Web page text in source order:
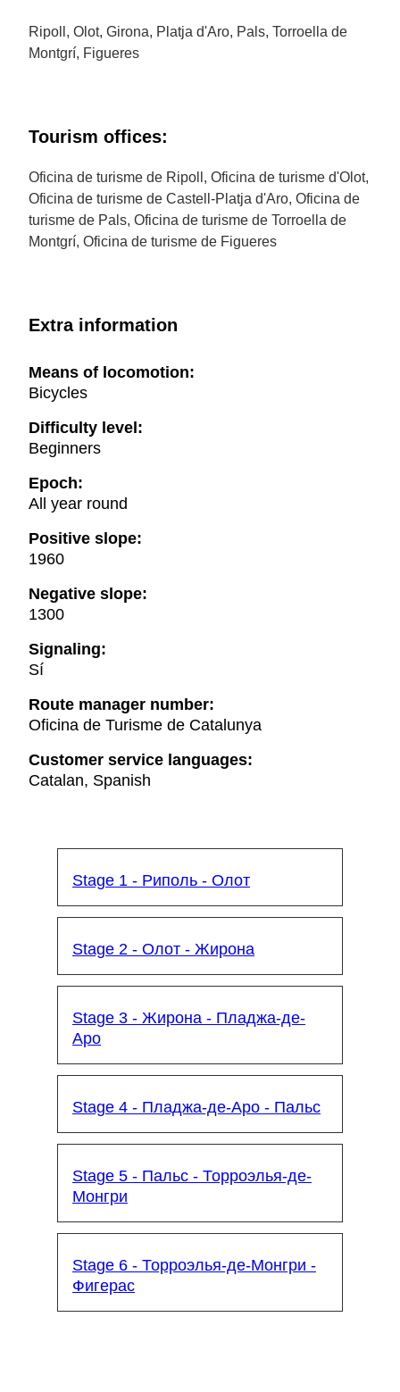
Ripoll, Olot, Girona, Platja d'Aro, Pals, Torroella de
Montgrí, Figueres
Tourism offices:
Oficina de turisme de Ripoll, Oficina de turisme d'Olot,
Oficina de turisme de Castell-Platja d'Aro, Oficina de
turisme de Pals, Oficina de turisme de Torroella de
Montgrí, Oficina de turisme de Figueres
Extra information
Means of locomotion:
Bicycles
Difficulty level:
Beginners
Epoch:
All year round
Positive slope:
1960
Negative slope:
1300
Signaling:
Sí
Route manager number:
Oficina de Turisme de Catalunya
Customer service languages:
Catalan, Spanish
Stage 1 - Риполь - Олот
Stage 2 - Олот - Жирона
Stage 3 - Жирона - Пладжа-де-
Аро
Stage 4 - Пладжа-де-Аро - Пальс
Stage 5 - Пальс - Торроэлья-де-
Монгри
Stage 6 - Торроэлья-де-Монгри -
Фигерас